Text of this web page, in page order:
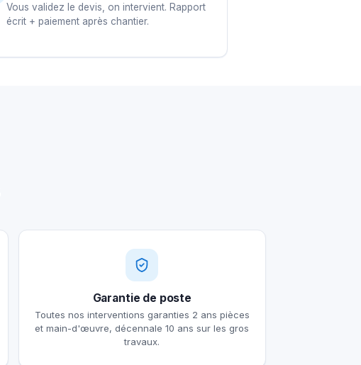
Vous validez le devis, on intervient. Rapport
écrit + paiement après chantier.
Garantie de poste
Toutes nos interventions garanties 2 ans pièces
et main-d'œuvre, décennale 10 ans sur les gros
travaux.